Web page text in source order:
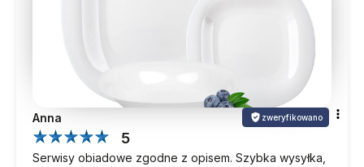
Anna zweryfikowano
5
Serwisy obiadowe zgodne z opisem. Szybka wysyłka,